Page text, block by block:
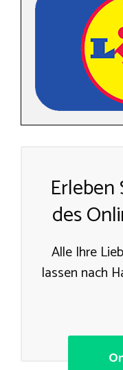
des
Alle Ihre
lassen nach